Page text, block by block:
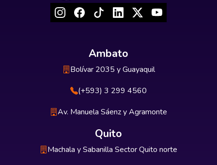
Ambato
Bolívar 2035 y Guayaquil
(+593) 3 299 4560
Av. Manuela Sáenz y Agramonte
Quito
Machala y Sabanilla Sector Quito norte